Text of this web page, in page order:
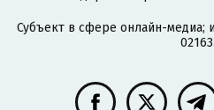
Субъект в сфере онлайн-медиа;
02163.